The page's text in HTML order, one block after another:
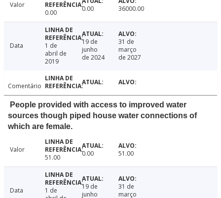
Valor
0.00
0.00 36000.00
Data
1 de
abril de
2019
19 de
junho
de 2024
31 de
março
de 2027
Comentário
People provided with access to improved water
sources though piped house water connections of
which are female.
Valor
51.00
0.00 51.00
Data
1 de
19 de
junho
31 de
março